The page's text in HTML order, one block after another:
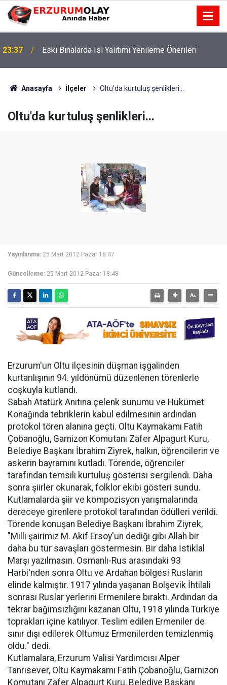
23:37 Eski Binalarda Isı Yalıtımı Yenileme Önerileri
Anasayfa İlçeler Oltu'da kurtuluş şenlikleri...
Oltu'da kurtuluş şenlikleri...
Yayınlanma: 25 Mart 2012 Pazar 18:47
Güncelleme: 25 Mart 2012 Pazar 18:48
Erzurum'un Oltu ilçesinin düşman işgalinden
kurtarılışının 94. yıldönümü düzenlenen törenlerle
coşkuyla kutlandı.
Sabah Atatürk Anıtına çelenk sunumu ve Hükümet
Konağında tebriklerin kabul edilmesinin ardından
protokol tören alanına geçti. Oltu Kaymakamı Fatih
Çobanoğlu, Garnizon Komutanı Zafer Alpagurt Kuru,
Belediye Başkanı İbrahim Ziyrek, halkın, öğrencilerin ve
askerin bayramını kutladı. Törende, öğrenciler
tarafından temsili kurtuluş gösterisi sergilendi. Daha
sonra şiirler okunarak, folklor ekibi gösteri sundu.
Kutlamalarda şiir ve kompozisyon yarışmalarında
dereceye girenlere protokol tarafından ödülleri verildi.
Törende konuşan Belediye Başkanı İbrahim Ziyrek,
"Milli şairimiz M. Akif Ersoy'un dediği gibi Allah bir
daha bu tür savaşları göstermesin. Bir daha İstiklal
Marşı yazılmasın. Osmanlı-Rus arasındaki 93
Harbi'nden sonra Oltu ve Ardahan bölgesi Rusların
elinde kalmıştır. 1917 yılında yaşanan Bolşevik İhtilali
sonrası Ruslar yerlerini Ermenilere bıraktı. Ardından da
tekrar bağımsızlığını kazanan Oltu, 1918 yılında Türkiye
toprakları içine katılıyor. Teslim edilen Ermeniler de
sınır dışı edilerek Oltumuz Ermenilerden temizlenmiş
oldu." dedi.
Kutlamalara, Erzurum Valisi Yardımcısı Alper
Tanrısever, Oltu Kaymakamı Fatih Çobanoğlu, Garnizon
Komutanı Zafer Alpagurt Kuru, Belediye Başkanı